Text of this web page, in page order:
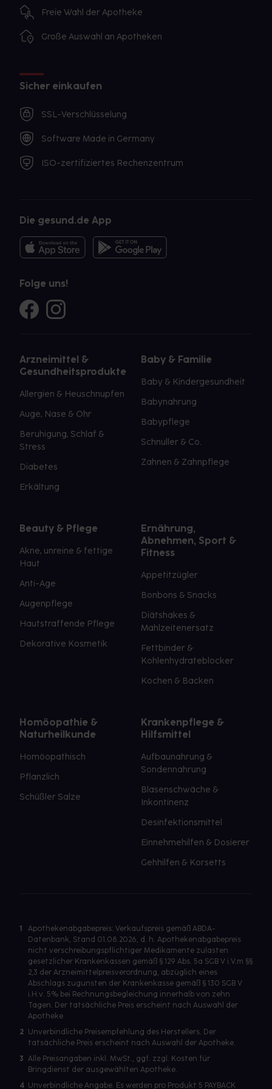
Freie Wahl der Apotheke
Große Auswahl an Apotheken
Sicher einkaufen
SSL-Verschlüsselung
Software Made in Germany
ISO-zertifiziertes Rechenzentrum
Die gesund.de App
Folge uns!
Arzneimittel &
Gesundheitsprodukte
Allergien & Heuschnupfen
Auge, Nase & Ohr
Beruhigung, Schlaf &
Stress
Diabetes
Erkältung
Baby & Familie
Baby & Kindergesundheit
Babynahrung
Babypflege
Schnuller & Co.
Zahnen & Zahnpflege
Beauty & Pflege
Akne, unreine & fettige
Haut
Anti-Age
Augenpflege
Hautstraffende Pflege
Dekorative Kosmetik
Ernährung,
Abnehmen, Sport &
Fitness
Appetitzügler
Bonbons & Snacks
Diätshakes &
Mahlzeitenersatz
Fettbinder &
Kohlenhydrateblocker
Kochen & Backen
Homöopathie &
Naturheilkunde
Homöopathisch
Pflanzlich
Schüßler Salze
Krankenpflege &
Hilfsmittel
Aufbaunahrung &
Sondennahrung
Blasenschwäche &
Inkontinenz
Desinfektionsmittel
Einnehmehilfen & Dosierer
Gehhilfen & Korsetts
1
Apothekenabgabepreis: Verkaufspreis gemäß ABDA-
Datenbank, Stand 01.08.2026, d. h. Apothekenabgabepreis
nicht verschreibungspflichtiger Medikamente zulasten
gesetzlicher Krankenkassen gemäß § 129 Abs. 5a SGB V i.V.m §§
2,3 der Arzneimittelpreisverordnung, abzüglich eines
Abschlags zugunsten der Krankenkasse gemäß § 130 SGB V
i.H.v. 5% bei Rechnungsbegleichung innerhalb von zehn
Tagen. Der tatsächliche Preis erscheint nach Auswahl der
Apotheke.
2 Unverbindliche Preisempfehlung des Herstellers. Der
tatsächliche Preis erscheint nach Auswahl der Apotheke.
3 Alle Preisangaben inkl. MwSt., ggf. zzgl. Kosten für
Bringdienst der ausgewählten Apotheke.
4 Unverbindliche Angabe. Es werden pro Produkt 5 PAYBACK